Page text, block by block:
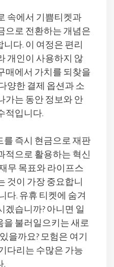
속에서 기쁨티켓과
으로 전환하는 개념은
다. 이 여정은 편리
개인이 사용하지 않
매에서 가치를 되찾을
양한 결제 옵션과 소
가는 동안 정보와 안
적입니다.
를 즉시 현금으로 재판
적으로 활용하는 혁신
무 목표와 라이프스
것이 가장 중요합니
다. 유휴 티켓에 숨겨
겠습니까? 아니면 일
을 불러일으키는 새로
을까요? 모험은 여기
다리는 수많은 가능
.